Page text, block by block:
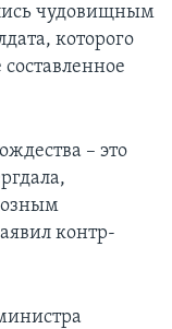
чудовищным
которого
– это
контр-